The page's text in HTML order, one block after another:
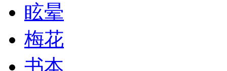
眩晕
梅花
书本